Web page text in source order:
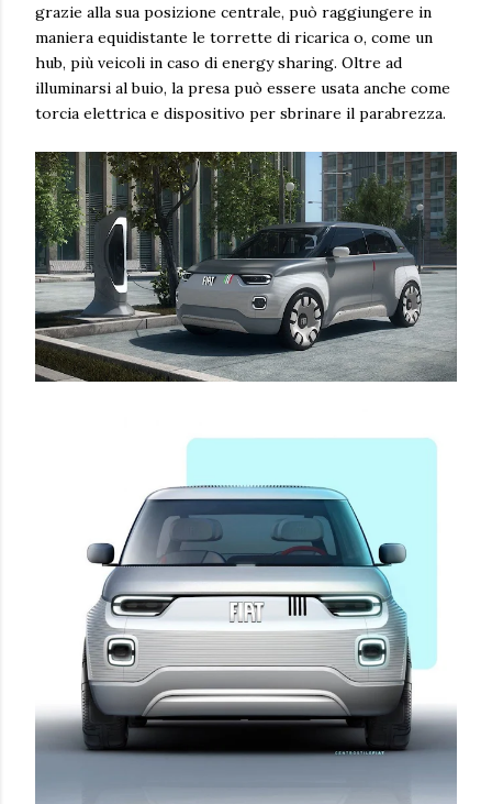
grazie alla sua posizione centrale, può raggiungere in
maniera equidistante le torrette di ricarica o, come un
hub, più veicoli in caso di energy sharing. Oltre ad
illuminarsi al buio, la presa può essere usata anche come
torcia elettrica e dispositivo per sbrinare il parabrezza.